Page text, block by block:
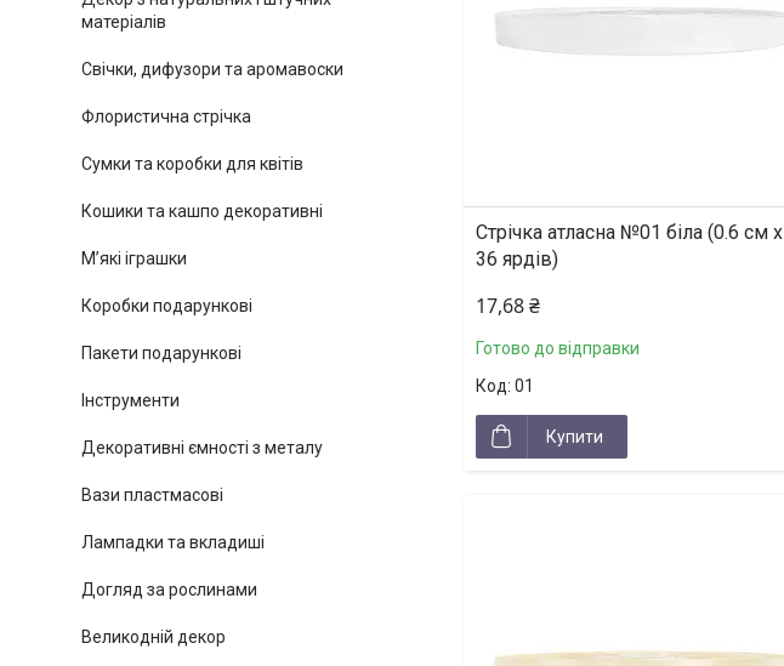
Стрічка атласна №01 біла (0.6 см х
36 ярдів)
17,68 ₴
Готово до відправки
01
Купити
матеріалів
Свічки, дифузори та аромавоски
Флористична стрічка
Сумки та коробки для квітів
Кошики та кашпо декоративні
М’які іграшки
Коробки подарункові
Пакети подарункові
Інструменти
Декоративні ємності з металу
Вази пластмасові
Лампадки та вкладиші
Догляд за рослинами
Великодній декор